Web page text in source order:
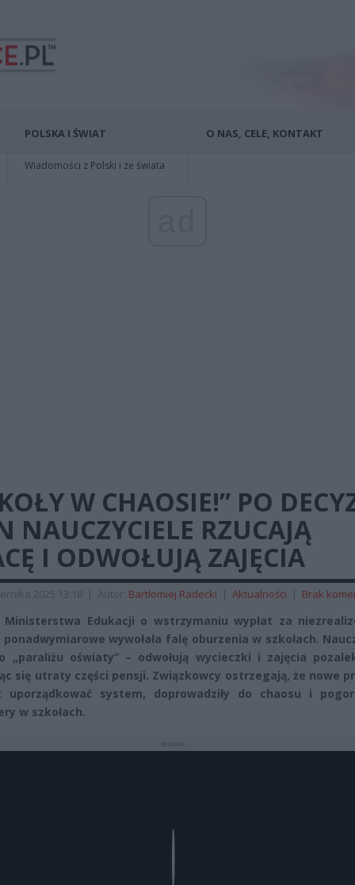
POLSKA I ŚWIAT
Wiadomości z Polski i ze świata
O NAS, CELE, KONTAKT
W CHAOSIE!” PO
NAUCZYCIELE RZUCAJĄ
I ODWOŁUJĄ ZAJĘCIA
2025 13:18 | Autor: Bartłomiej Radecki | Aktualności | Brak
Ministerstwa Edukacji o wstrzymaniu wypłat za
wywołała falę oburzenia w szkołach.
„paraliżu oświaty” – odwołują wycieczki i zajęcia
się utraty części pensji. Związkowcy ostrzegają, że nowe
uporządkować system, doprowadziły do chaosu i
w szkołach.